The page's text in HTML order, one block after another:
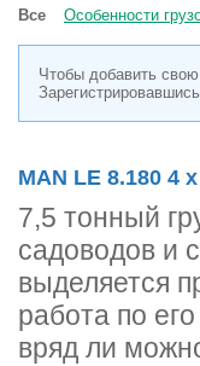
Все Особенности
Чтобы добавить
MAN LE 8.180 4
7,5 тонный
садоводов и
выделяется
работа по
вряд ли